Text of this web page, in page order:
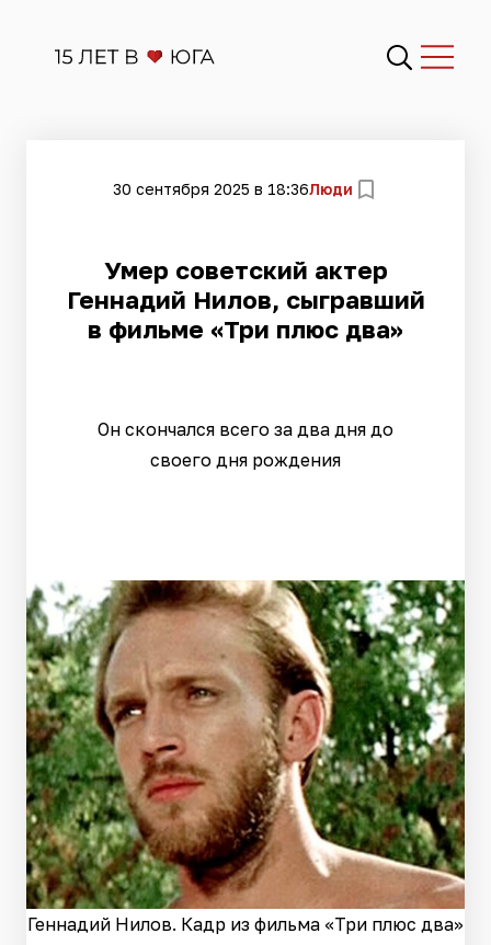
30 сентября 2025 в 18:36Люди
Умер советский актер
Геннадий Нилов, сыгравший
в фильме «Три плюс два»
Он скончался всего за два дня до
своего дня рождения
Геннадий Нилов. Кадр из фильма «Три плюс два»